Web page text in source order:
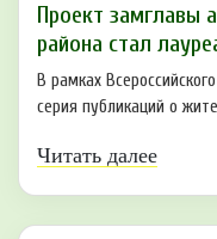
Проект замглавы
района стал
В рамках
серия публикаций о
Читать далее